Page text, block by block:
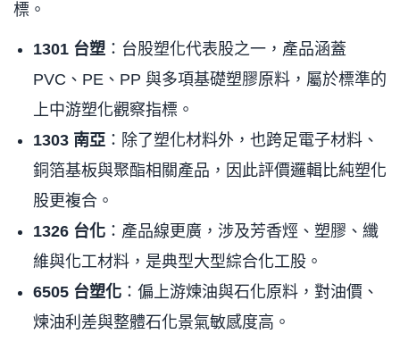
標。
1301 台塑 ：台股塑化代表股之一，產品涵蓋
PVC、PE、PP 與多項基礎塑膠原料，屬於標準的
上中游塑化觀察指標。
1303 南亞 ：除了塑化材料外，也跨足電子材料、
銅箔基板與聚酯相關產品，因此評價邏輯比純塑化
股更複合。
1326 台化 ：產品線更廣，涉及芳香烴、塑膠、纖
維與化工材料，是典型大型綜合化工股。
6505 台塑化 ：偏上游煉油與石化原料，對油價、
煉油利差與整體石化景氣敏感度高。